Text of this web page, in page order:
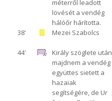
méterről leadott
lövését a vendég
hálóőr hárította.
38'
Mezei Szabolcs
44'
Király szöglete után
majdnem a vendég
együttes sietett a
hazaiak
segítségére, de Ur